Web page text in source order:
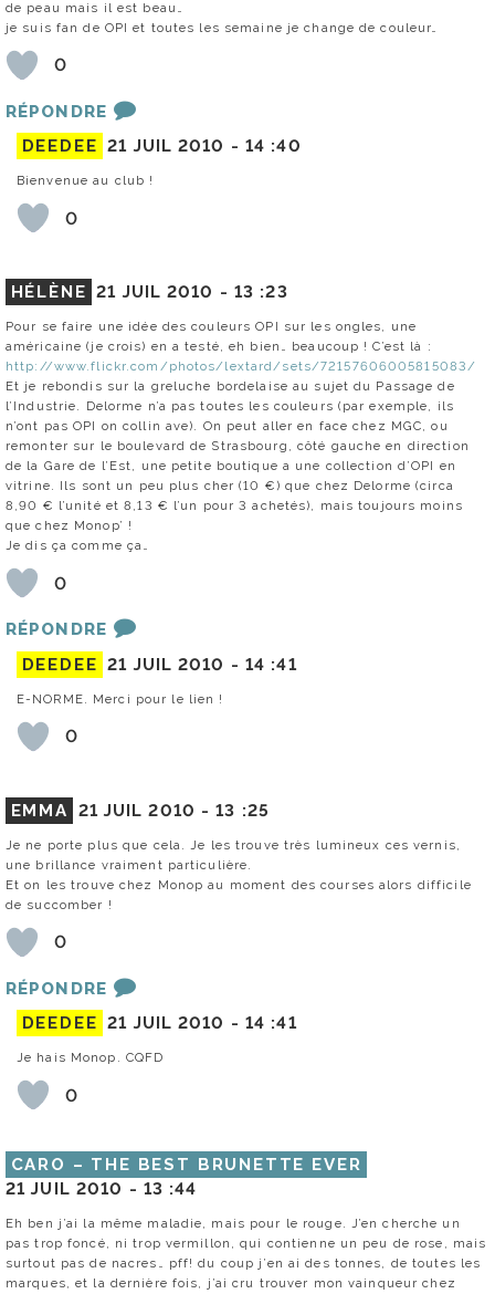
de peau mais il est beau…
je suis fan de OPI et toutes les semaine je change de couleur…
0
RÉPONDRE
DEEDEE 21 JUIL 2010 - 14 :40
Bienvenue au club !
0
HÉLÈNE 21 JUIL 2010 - 13 :23
Pour se faire une idée des couleurs OPI sur les ongles, une
américaine (je crois) en a testé, eh bien… beaucoup ! C’est là :
http://www.flickr.com/photos/lextard/sets/72157606005815083/
Et je rebondis sur la greluche bordelaise au sujet du Passage de
l’Industrie. Delorme n’a pas toutes les couleurs (par exemple, ils
n’ont pas OPI on collin ave). On peut aller en face chez MGC, ou
remonter sur le boulevard de Strasbourg, côté gauche en direction
de la Gare de l’Est, une petite boutique a une collection d’OPI en
vitrine. Ils sont un peu plus cher (10 €) que chez Delorme (circa
8,90 € l’unité et 8,13 € l’un pour 3 achetés), mais toujours moins
que chez Monop’ !
Je dis ça comme ça…
0
RÉPONDRE
DEEDEE 21 JUIL 2010 - 14 :41
E-NORME. Merci pour le lien !
0
EMMA 21 JUIL 2010 -13 :25
Je ne porte plus que cela. Je les trouve très lumineux ces vernis,
une brillance vraiment particulière.
Et on les trouve chez Monop au moment des courses alors difficile
de succomber !
0
RÉPONDRE
DEEDEE 21 JUIL 2010 - 14 :41
Je hais Monop. CQFD
0
CARO – THE BEST BRUNETTE EVER
21 JUIL 2010 - 13 :44
Eh ben j’ai la même maladie, mais pour le rouge. J’en cherche un
pas trop foncé, ni trop vermillon, qui contienne un peu de rose, mais
surtout pas de nacres… pff! du coup j’en ai des tonnes, de toutes les
marques, et la dernière fois, j’ai cru trouver mon vainqueur chez